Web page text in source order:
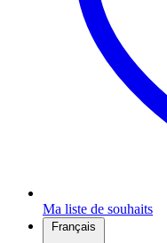
Ma liste de souhaits
Français